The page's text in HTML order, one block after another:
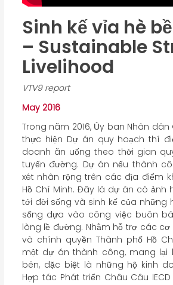
Sinh kế vỉa hè
– Sustainable
Livelihood
VTV9 report
May 2016
Trong năm 2016, Ủy ban Nhân dân
thực hiện Dự án quy hoạch thí
doanh ăn uống theo thời gian
tuyến đường. Dự án nếu thành
xét nhân rộng trên các địa điểm
Hồ Chí Minh. Đây là dự án có ảnh
tới đời sống và sinh kế của những
sống dựa vào công việc buôn
lòng lề đường. Nhằm hỗ trợ các
và chính quyền Thành phố Hồ
một dự án thành công, mang lại
bên, đặc biệt là những hộ kinh
Hợp tác Phát triển Châu Câu